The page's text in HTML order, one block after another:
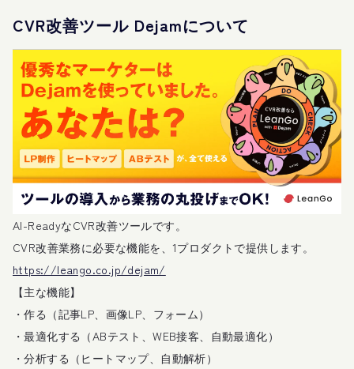
CVR改善ツール Dejamについて
AI-ReadyなCVR改善ツールです。
CVR改善業務に必要な機能を、1プロダクトで提供します。
https://leango.co.jp/dejam/
【主な機能】
・作る（記事LP、画像LP、フォーム）
・最適化する（ABテスト、WEB接客、自動最適化）
・分析する（ヒートマップ、自動解析）